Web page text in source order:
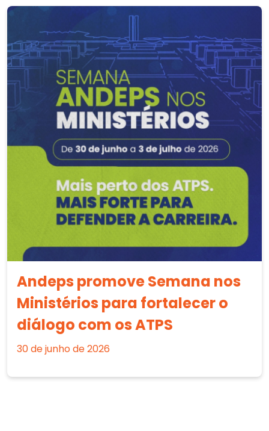
Andeps promove Semana nos
Ministérios para fortalecer o
diálogo com os ATPS
30 de junho de 2026